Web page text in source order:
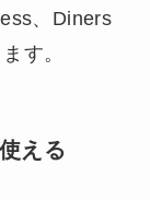
、Diners
す。
える